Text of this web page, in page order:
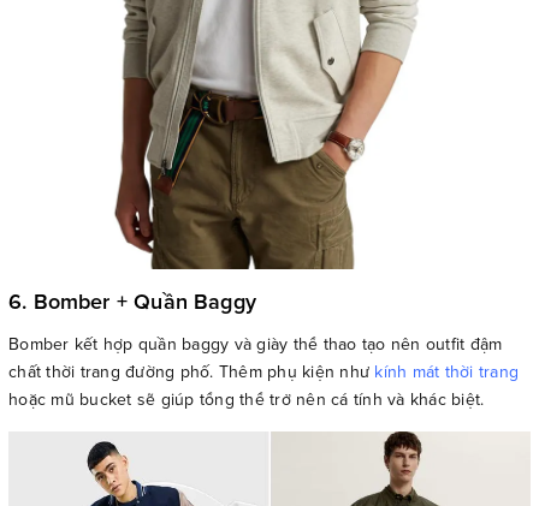
6. Bomber + Quần Baggy
Bomber kết hợp quần baggy và giày thể thao tạo nên outfit đậm
chất thời trang đường phố. Thêm phụ kiện như kính mát thời trang
hoặc mũ bucket sẽ giúp tổng thể trở nên cá tính và khác biệt.